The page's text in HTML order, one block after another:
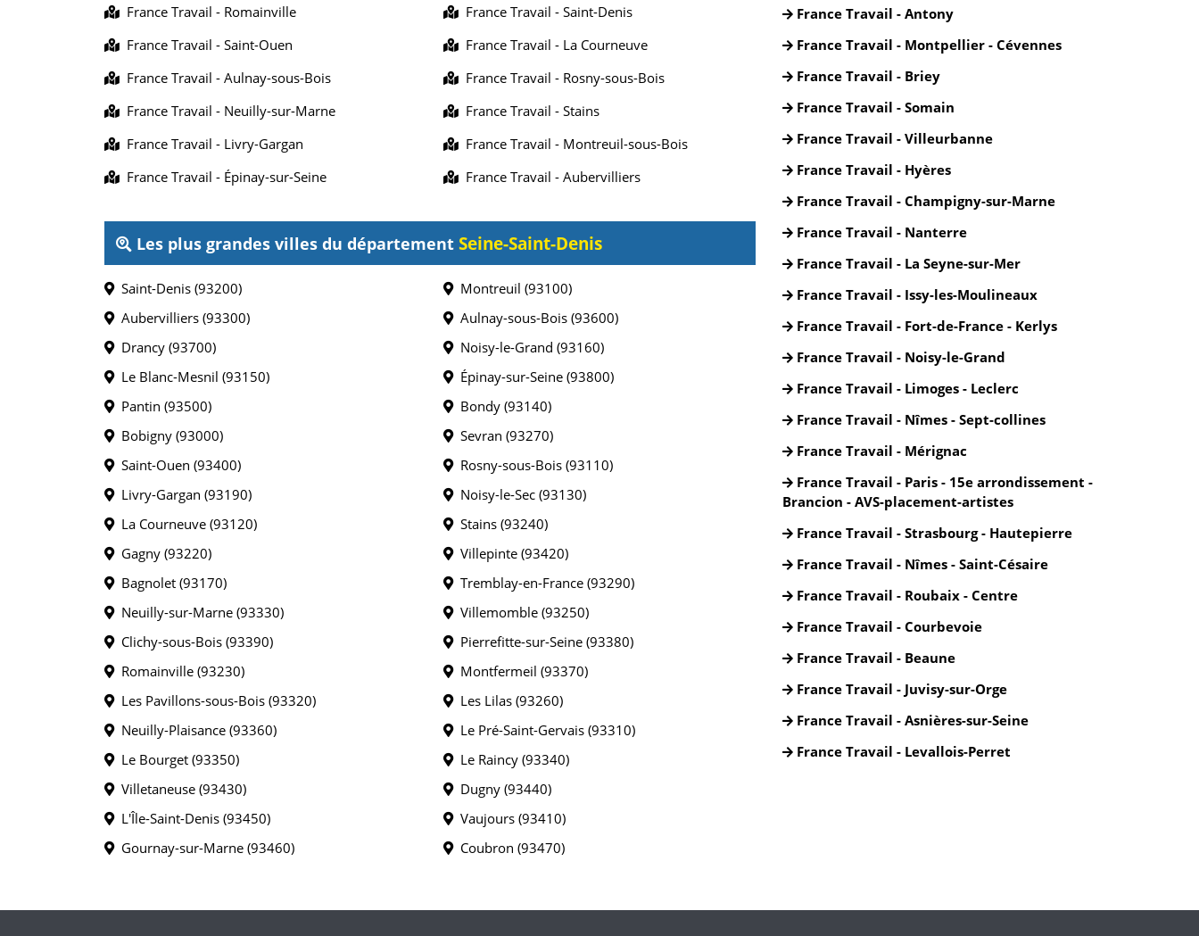
France Travail - Romainville
France Travail - Saint-Denis
France Travail - Saint-Ouen
France Travail - La Courneuve
France Travail - Aulnay-sous-Bois
France Travail - Rosny-sous-Bois
France Travail - Neuilly-sur-Marne
France Travail - Stains
France Travail - Livry-Gargan
France Travail - Montreuil-sous-Bois
France Travail - Épinay-sur-Seine
France Travail - Aubervilliers
Les plus grandes villes du département Seine-Saint-Denis
Saint-Denis (93200)
Montreuil (93100)
Aubervilliers (93300)
Aulnay-sous-Bois (93600)
Drancy (93700)
Noisy-le-Grand (93160)
Le Blanc-Mesnil (93150)
Épinay-sur-Seine (93800)
Pantin (93500)
Bondy (93140)
Bobigny (93000)
Sevran (93270)
Saint-Ouen (93400)
Rosny-sous-Bois (93110)
Livry-Gargan (93190)
Noisy-le-Sec (93130)
La Courneuve (93120)
Stains (93240)
Gagny (93220)
Villepinte (93420)
Bagnolet (93170)
Tremblay-en-France (93290)
Neuilly-sur-Marne (93330)
Villemomble (93250)
Clichy-sous-Bois (93390)
Pierrefitte-sur-Seine (93380)
Romainville (93230)
Montfermeil (93370)
Les Pavillons-sous-Bois (93320)
Les Lilas (93260)
Neuilly-Plaisance (93360)
Le Pré-Saint-Gervais (93310)
Le Bourget (93350)
Le Raincy (93340)
Villetaneuse (93430)
Dugny (93440)
L'Île-Saint-Denis (93450)
Vaujours (93410)
Gournay-sur-Marne (93460)
Coubron (93470)
France Travail - Antony
France Travail - Montpellier - Cévennes
France Travail - Briey
France Travail - Somain
France Travail - Villeurbanne
France Travail - Hyères
France Travail - Champigny-sur-Marne
France Travail - Nanterre
France Travail - La Seyne-sur-Mer
France Travail - Issy-les-Moulineaux
France Travail - Fort-de-France - Kerlys
France Travail - Noisy-le-Grand
France Travail - Limoges - Leclerc
France Travail - Nîmes - Sept-collines
France Travail - Mérignac
France Travail - Paris - 15e arrondissement -
Brancion - AVS-placement-artistes
France Travail - Strasbourg - Hautepierre
France Travail - Nîmes - Saint-Césaire
France Travail - Roubaix - Centre
France Travail - Courbevoie
France Travail - Beaune
France Travail - Juvisy-sur-Orge
France Travail - Asnières-sur-Seine
France Travail - Levallois-Perret